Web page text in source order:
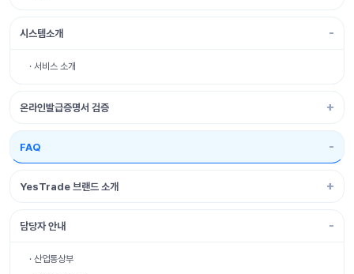
시스템소개
· 서비스 소개
온라인발급증명서 검증
FAQ
YesTrade 브랜드 소개
담당자 안내
· 산업통상부